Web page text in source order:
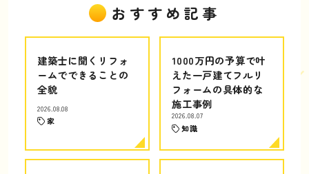
おすすめ記事
建築士に聞くリフォ
ームでできることの
全貌
2026.08.08
家
1000万円の予算で叶
えた一戸建てフルリ
フォームの具体的な
施工事例
2026.08.07
知識